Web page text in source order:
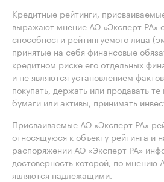
Кредитные рейтинги,
выражают мнение АО «Эксперт РА»
способности рейтингуемого лица
принятые на себя финансовые
кредитном риске его отдельных
и не являются установлением
покупать, держать или продавать
бумаги или активы, принимать
Присваиваемые АО «Эксперт РА»
относящуюся к объекту рейтинга и
распоряжении АО «Эксперт РА»
достоверность которой, по мнению
являются надлежащими.